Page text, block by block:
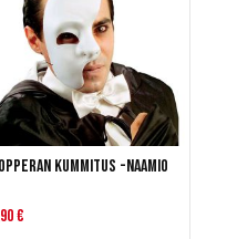
Kummitus -naamio
€